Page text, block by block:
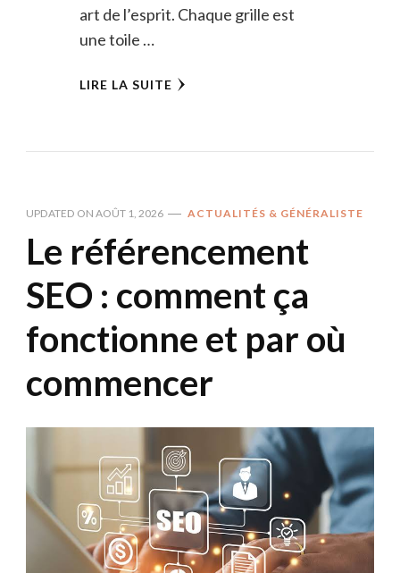
art de l’esprit. Chaque grille est
une toile …
LIRE LA SUITE
UPDATED ON AOÛT 1, 2026 ACTUALITÉS & GÉNÉRALISTE
Le référencement
SEO : comment ça
fonctionne et par où
commencer